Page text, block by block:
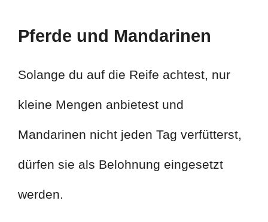
Pferde und Mandarinen
Solange du auf die Reife achtest, nur
kleine Mengen anbietest und
Mandarinen nicht jeden Tag verfütterst,
dürfen sie als Belohnung eingesetzt
werden.